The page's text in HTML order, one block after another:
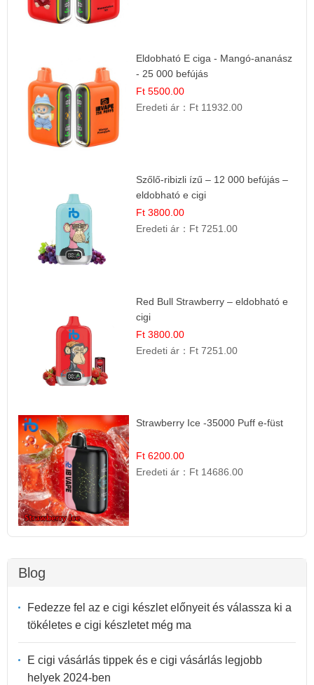
Eldobható E ciga - Mangó-ananász
- 25 000 befújás
Ft 5500.00
Eredeti ár： Ft 11932.00
Szőlő-ribizli ízű – 12 000 befújás –
eldobható e cigi
Ft 3800.00
Eredeti ár： Ft 7251.00
Red Bull Strawberry – eldobható e
cigi
Ft 3800.00
Eredeti ár： Ft 7251.00
Strawberry Ice -35000 Puff e-füst
Ft 6200.00
Eredeti ár： Ft 14686.00
Blog
Fedezze fel az e cigi készlet előnyeit és válassza ki a
tökéletes e cigi készletet még ma
E cigi vásárlás tippek és e cigi vásárlás legjobb
helyek 2024-ben